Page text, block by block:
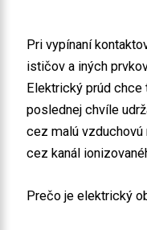
Pri vypínaní
ističov a iných
Elektrický prúd
poslednej chvíle
cez malú
cez kanál
Prečo je elektrický